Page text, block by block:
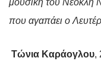
που αγαπάει ο
Τώνια Καράογλου,